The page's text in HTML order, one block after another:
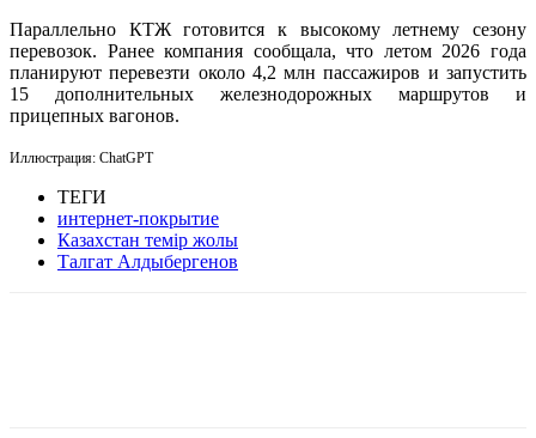
Параллельно КТЖ готовится к высокому летнему сезону
перевозок. Ранее компания сообщала, что летом 2026 года
планируют перевезти около 4,2 млн пассажиров и запустить
15 дополнительных железнодорожных маршрутов и
прицепных вагонов.
Иллюстрация: ChatGPT
ТЕГИ
интернет-покрытие
Казахстан темір жолы
Талгат Алдыбергенов